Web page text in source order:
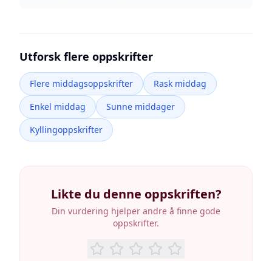
Utforsk flere oppskrifter
Flere middagsoppskrifter
Rask middag
Enkel middag
Sunne middager
Kyllingoppskrifter
Likte du denne oppskriften?
Din vurdering hjelper andre å finne gode
oppskrifter.